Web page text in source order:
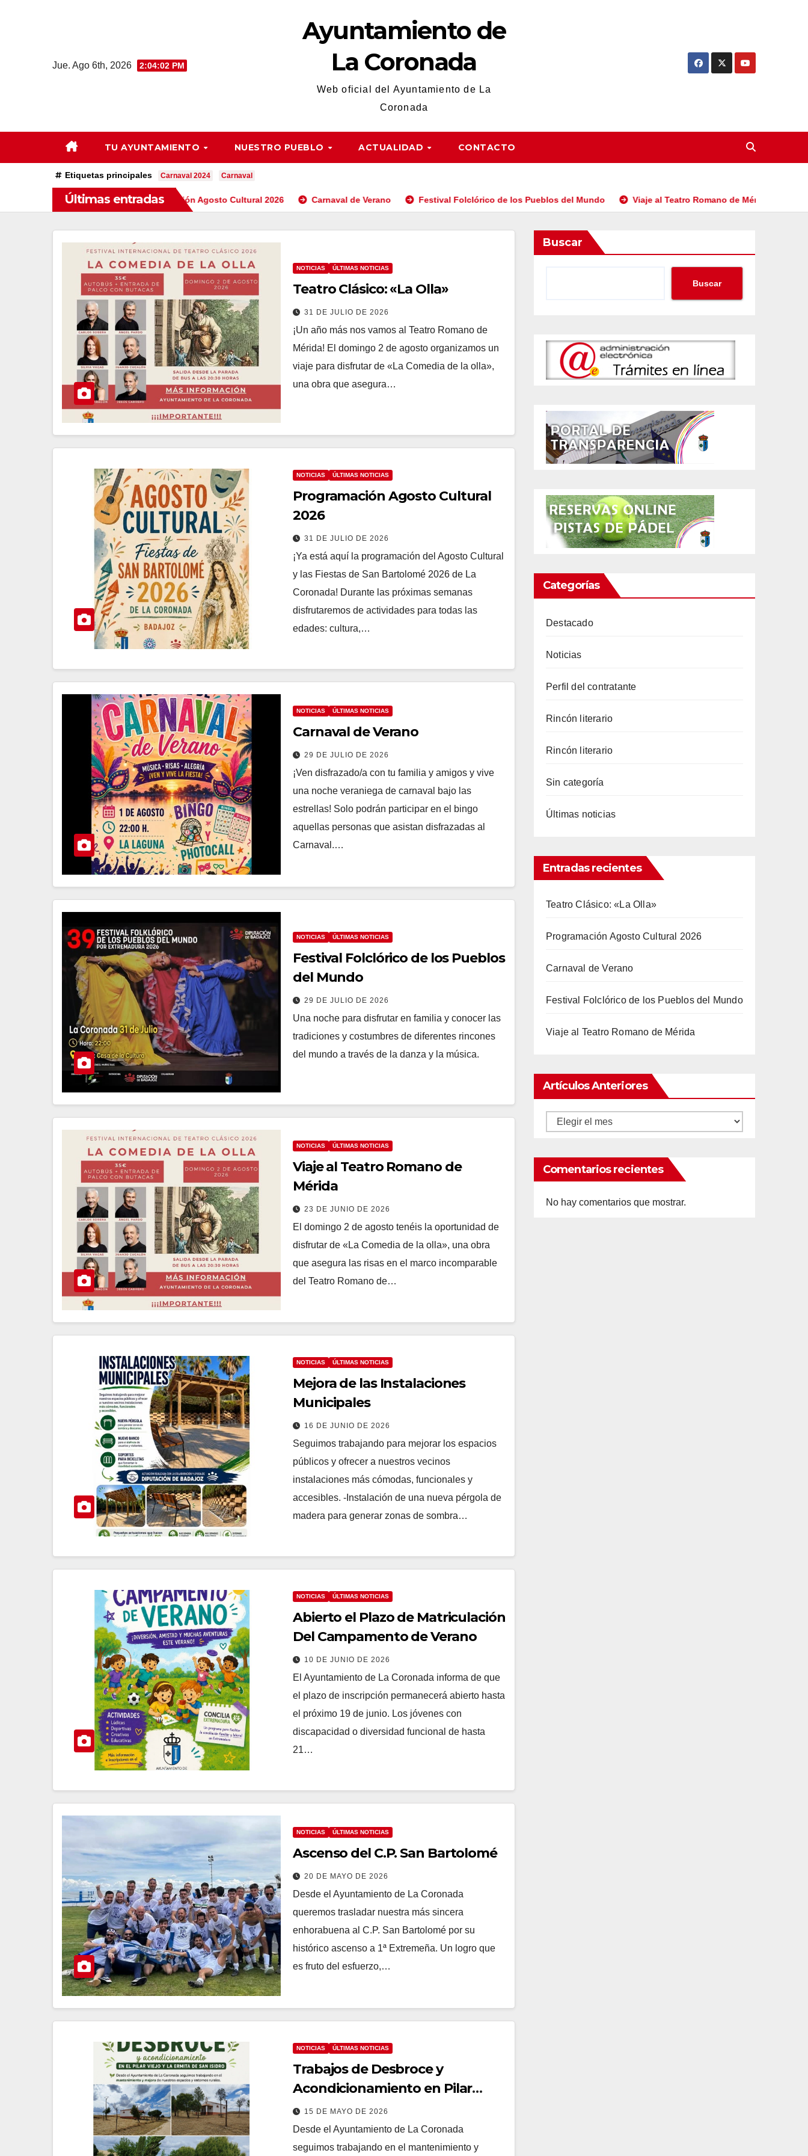
Jue. Ago 6th, 2026 2:04:04 PM
Ayuntamiento de
La Coronada
Web oficial del Ayuntamiento de La
Coronada
TU AYUNTAMIENTO NUESTRO PUEBLO ACTUALIDAD CONTACTO
Etiquetas principales Carnaval 2024 Carnaval
Últimas entradas
«La Olla» Programación Agosto Cultural 2026 Carnaval de Verano Festival Folclórico de los Pueblos del Mundo Viaje al Teatro Romano de Mérida
NOTICIAS ÚLTIMAS NOTICIAS
Teatro Clásico: «La Olla»
31 DE JULIO DE 2026
¡Un año más nos vamos al Teatro Romano de
Mérida! El domingo 2 de agosto organizamos un
viaje para disfrutar de «La Comedia de la olla»,
una obra que asegura…
NOTICIAS ÚLTIMAS NOTICIAS
Programación Agosto Cultural
2026
31 DE JULIO DE 2026
¡Ya está aquí la programación del Agosto Cultural
y las Fiestas de San Bartolomé 2026 de La
Coronada! Durante las próximas semanas
disfrutaremos de actividades para todas las
edades: cultura,…
NOTICIAS ÚLTIMAS NOTICIAS
Carnaval de Verano
29 DE JULIO DE 2026
¡Ven disfrazado/a con tu familia y amigos y vive
una noche veraniega de carnaval bajo las
estrellas! Solo podrán participar en el bingo
aquellas personas que asistan disfrazadas al
Carnaval.…
NOTICIAS ÚLTIMAS NOTICIAS
Festival Folclórico de los Pueblos
del Mundo
29 DE JULIO DE 2026
Una noche para disfrutar en familia y conocer las
tradiciones y costumbres de diferentes rincones
del mundo a través de la danza y la música.
NOTICIAS ÚLTIMAS NOTICIAS
Viaje al Teatro Romano de
Mérida
23 DE JUNIO DE 2026
El domingo 2 de agosto tenéis la oportunidad de
disfrutar de «La Comedia de la olla», una obra
que asegura las risas en el marco incomparable
del Teatro Romano de…
NOTICIAS ÚLTIMAS NOTICIAS
Mejora de las Instalaciones
Municipales
16 DE JUNIO DE 2026
Seguimos trabajando para mejorar los espacios
públicos y ofrecer a nuestros vecinos
instalaciones más cómodas, funcionales y
accesibles. -Instalación de una nueva pérgola de
madera para generar zonas de sombra…
NOTICIAS ÚLTIMAS NOTICIAS
Abierto el Plazo de Matriculación
Del Campamento de Verano
10 DE JUNIO DE 2026
El Ayuntamiento de La Coronada informa de que
el plazo de inscripción permanecerá abierto hasta
el próximo 19 de junio. Los jóvenes con
discapacidad o diversidad funcional de hasta
21…
NOTICIAS ÚLTIMAS NOTICIAS
Ascenso del C.P. San Bartolomé
20 DE MAYO DE 2026
Desde el Ayuntamiento de La Coronada
queremos trasladar nuestra más sincera
enhorabuena al C.P. San Bartolomé por su
histórico ascenso a 1ª Extremeña. Un logro que
es fruto del esfuerzo,…
NOTICIAS ÚLTIMAS NOTICIAS
Trabajos de Desbroce y
Acondicionamiento en Pilar
Viejo y Ermita de San Isidro
15 DE MAYO DE 2026
Desde el Ayuntamiento de La Coronada
seguimos trabajando en el mantenimiento y
Buscar
Buscar
Categorías
Destacado
Noticias
Perfil del contratante
Rincón literario
Rincón literario
Sin categoría
Últimas noticias
Entradas recientes
Teatro Clásico: «La Olla»
Programación Agosto Cultural 2026
Carnaval de Verano
Festival Folclórico de los Pueblos del Mundo
Viaje al Teatro Romano de Mérida
Artículos Anteriores
Artículos
Comentarios recientes
No hay comentarios que mostrar.